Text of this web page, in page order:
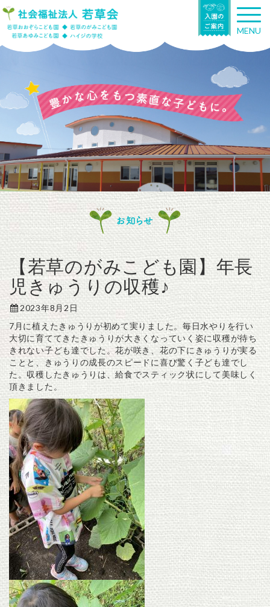
T
o
g
n
g
a
t
n
MENU
お知らせ
【若草のがみこども園】年長
児きゅうりの収穫♪
2023年8月2日
7月に植えたきゅうりが初めて実りました。毎日水やりを行い
大切に育ててきたきゅうりが大きくなっていく姿に収穫が待ち
きれない子ども達でした。花が咲き、花の下にきゅうりが実る
ことと、きゅうりの成長のスピードに喜び驚く子ども達でし
た。収穫したきゅうりは、給食でスティック状にして美味しく
頂きました。